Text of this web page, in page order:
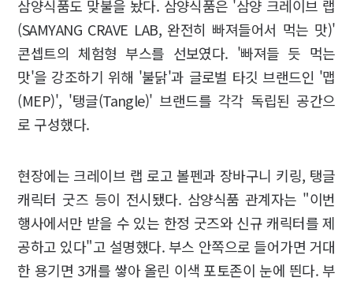
삼양식품도 맞불을 놨다. 삼양식품은 '삼양 크레이브 랩
(SAMYANG CRAVE LAB, 완전히 빠져들어서 먹는 맛)'
콘셉트의 체험형 부스를 선보였다. '빠져들 듯 먹는
맛'을 강조하기 위해 '불닭'과 글로벌 타깃 브랜드인 '맵
(MEP)', '탱글(Tangle)' 브랜드를 각각 독립된 공간으
로 구성했다.
현장에는 크레이브 랩 로고 볼펜과 장바구니 키링, 탱글
캐릭터 굿즈 등이 전시됐다. 삼양식품 관계자는 "이번
행사에서만 받을 수 있는 한정 굿즈와 신규 캐릭터를 제
공하고 있다"고 설명했다. 부스 안쪽으로 들어가면 거대
한 용기면 3개를 쌓아 올린 이색 포토존이 눈에 띈다. 부